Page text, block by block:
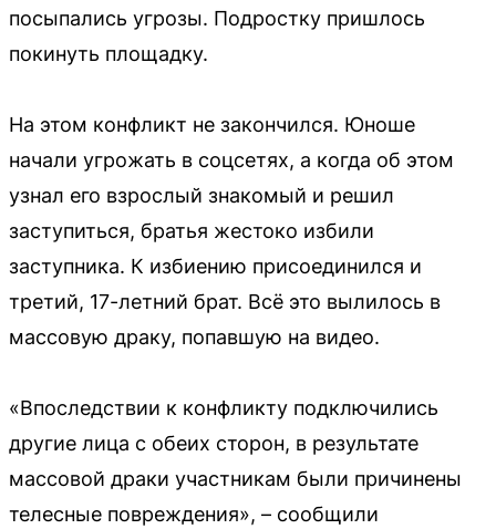
посыпались угрозы. Подростку пришлось
покинуть площадку.
На этом конфликт не закончился. Юноше
начали угрожать в соцсетях, а когда об этом
узнал его взрослый знакомый и решил
заступиться, братья жестоко избили
заступника. К избиению присоединился и
третий, 17-летний брат. Всё это вылилось в
массовую драку, попавшую на видео.
«Впоследствии к конфликту подключились
другие лица с обеих сторон, в результате
массовой драки участникам были причинены
телесные повреждения», – сообщили